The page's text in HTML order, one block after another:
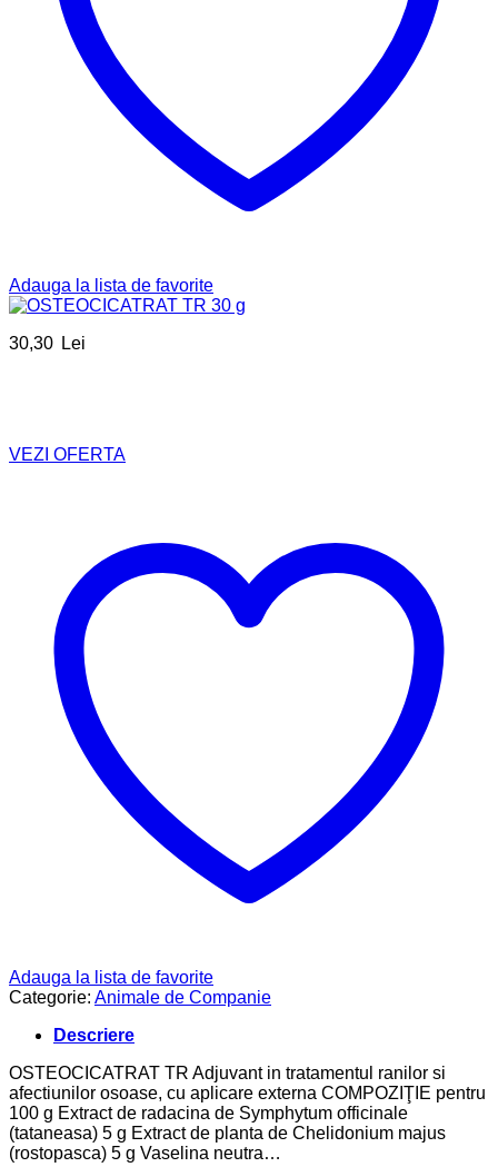
Adauga la lista de favorite
30,30 Lei
VEZI OFERTA
Adauga la lista de favorite
Categorie: Animale de Companie
Descriere
OSTEOCICATRAT TR Adjuvant in tratamentul ranilor si
afectiunilor osoase, cu aplicare externa COMPOZIŢIE pentru
100 g Extract de radacina de Symphytum officinale
(tataneasa) 5 g Extract de planta de Chelidonium majus
(rostopasca) 5 g Vaselina neutra…